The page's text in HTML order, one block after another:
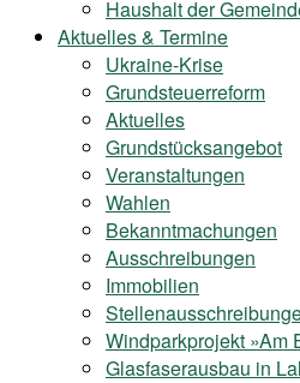
Haushalt der
Aktuelles & Termine
Ukraine-Krise
Grundsteuerreform
Aktuelles
Grundstücksangebot
Veranstaltungen
Wahlen
Bekanntmachungen
Ausschreibungen
Immobilien
Windparkprojekt »Am
Glasfaserausbau in